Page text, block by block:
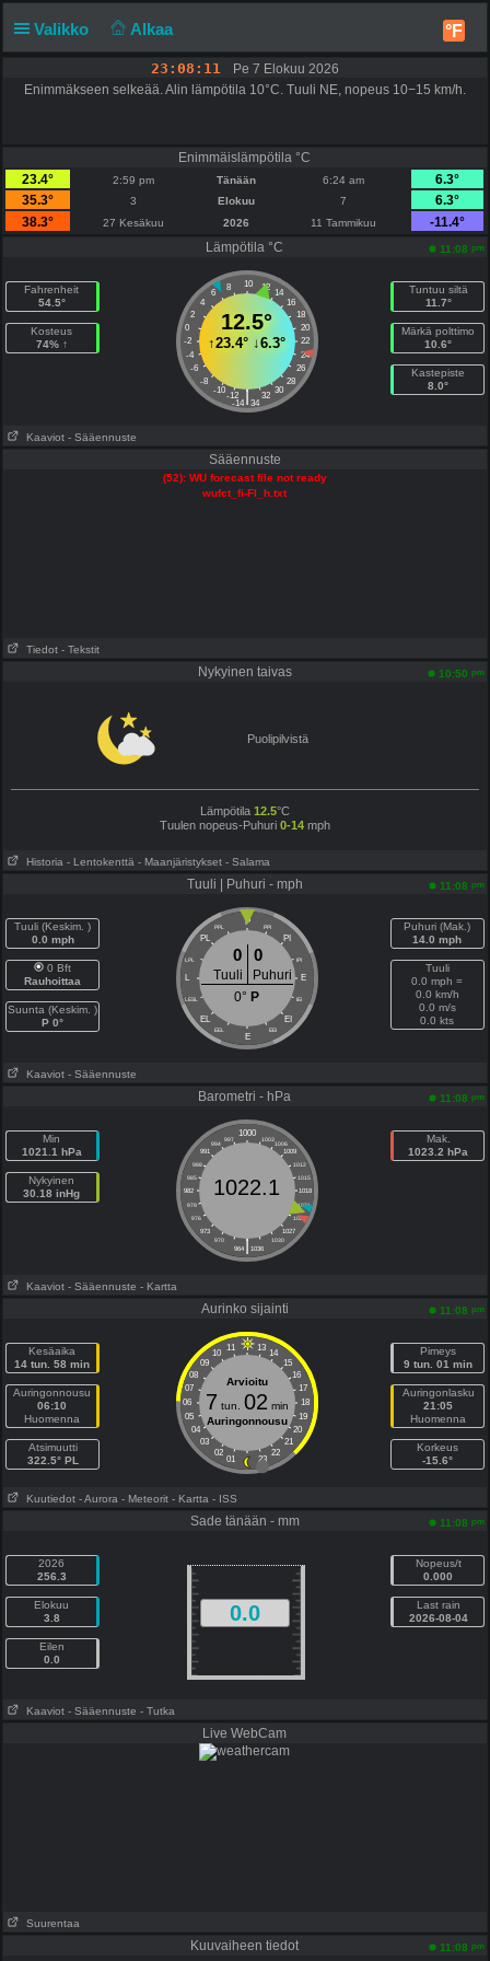
Valikko Alkaa °F
23:08:11
Pe 7 Elokuu 2026
Enimmäkseen selkeää. Alin lämpötila 10°C. Tuuli NE, nopeus 10−15 km/h.
Enimmäislämpötila °C
23.4°
2:59 pm Tänään 6:24 am
6.3°
35.3°
3 Elokuu 7
6.3°
38.3°
27 Kesäkuu 2026 11 Tammikuu
-11.4°
Lämpötila °C
11:08 pm
Fahrenheit
54.5°
Kosteus
74% ↑
10
8 12
6
14
4
16
2
18
0
20
-2
22
-4
24
-6
26
-8
28
-10
30
-12 32
|
-14 34
12.5°
↑23.4° ↓6.3°
Tuntuu siltä
11.7°
Märkä polttimo
10.6°
Kastepiste
8.0°
Kaaviot - Sääennuste
Sääennuste
(52): WU forecast file not ready
wufct_fi-FI_h.txt
Tiedot - Tekstit
Nykyinen taivas 10:50 pm
Puolipilvistä
Lämpötila 12.5°C
Tuulen nopeus-Puhuri 0-14mph
Historia - Lentokenttä - Maanjäristykset - Salama
Tuuli | Puhuri - mph 11:08 pm
Tuuli (Keskim. )
0.0 mph
0 Bft
Rauhoittaa
Suunta (Keskim. )
P 0°
P
PPL PPI
PL PI
LPL IPI
L E
LESL IEI
EL EI
EEL EEI
E
0 0
Tuuli
Puhuri
0° P
Puhuri (Mak.)
14.0 mph
Tuuli
0.0 mph =
0.0 km/h
0.0 m/s
0.0 kts
Kaaviot - Sääennuste
Barometri - hPa 11:08 pm
Min
1021.1 hPa
Nykyinen
30.18 inHg
1000
997 1003
994
1006
991
1009
988
1012
985
1015
982
1018
979
1021
976
1024
973
1027
970
1030
|
964 1036
1022.1
Mak.
1023.2 hPa
Kaaviot - Sääennuste - Kartta
Aurinko sijainti 11:08 pm
Kesäaika
14 tun. 58 min
Auringonnousu
06:10
Huomenna
Atsimuutti
322.5° PL
11 13
10
14
09
15
08
16
07
17
06
18
05
19
04
20
03
21
02
22
01 23
Arvioitu
7 tun. 02 min
Auringonnousu
Pimeys
9 tun. 01 min
Auringonlasku
21:05
Huomenna
Korkeus
-15.6°
Kuutiedot - Aurora - Meteorit - Kartta - ISS
Sade tänään - mm 11:08 pm
2026
256.3
Elokuu
3.8
Eilen
0.0
0.0
Nopeus/t
0.000
Last rain
2026-08-04
Kaaviot - Sääennuste - Tutka
Live WebCam
Suurentaa
Kuuvaiheen tiedot 11:08 pm